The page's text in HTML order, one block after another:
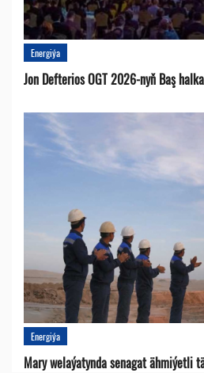
Energiýa
Jon Defterios OGT 2026-nyň Baş
Energiýa
Mary welaýatynda senagat ähmiýetli